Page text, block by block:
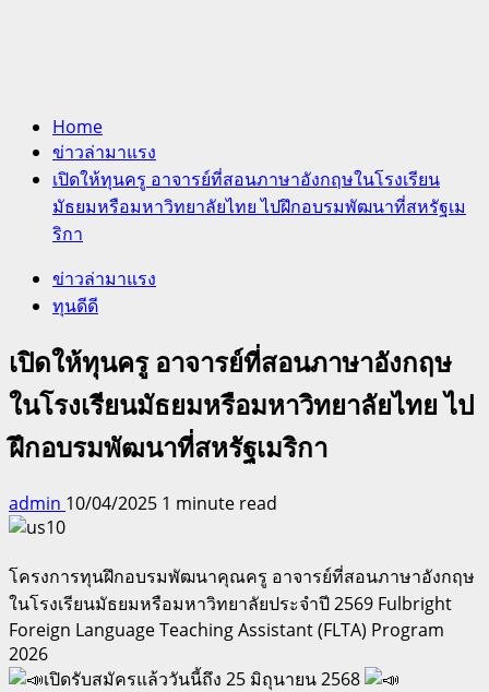
Home
ข่าวล่ามาแรง
เปิดให้ทุนครู อาจารย์ที่สอนภาษาอังกฤษในโรงเรียน
มัธยมหรือมหาวิทยาลัยไทย ไปฝึกอบรมพัฒนาที่สหรัฐเม
ริกา
ข่าวล่ามาแรง
ทุนดีดี
เปิดให้ทุนครู อาจารย์ที่สอนภาษาอังกฤษ
ในโรงเรียนมัธยมหรือมหาวิทยาลัยไทย ไป
ฝึกอบรมพัฒนาที่สหรัฐเมริกา
admin 10/04/2025 1 minute read
โครงการทุนฝึกอบรมพัฒนาคุณครู อาจารย์ที่สอนภาษาอังกฤษ
ในโรงเรียนมัธยมหรือมหาวิทยาลัยประจำปี 2569 Fulbright
Foreign Language Teaching Assistant (FLTA) Program
2026
เปิดรับสมัครแล้ววันนี้ถึง 25 มิถุนายน 2568